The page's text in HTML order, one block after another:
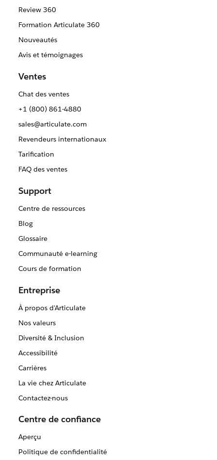
Review 360
Formation Articulate 360
Nouveautés
Avis et témoignages
Ventes
Chat des ventes
+1 (800) 861-4880
sales@articulate.com
Revendeurs internationaux
Tarification
FAQ des ventes
Support
Centre de ressources
Blog
Glossaire
Communauté e-learning
Cours de formation
Entreprise
À propos d'Articulate
Nos valeurs
Diversité & Inclusion
Accessibilité
Carrières
La vie chez Articulate
Contactez-nous
Centre de confiance
Aperçu
Politique de confidentialité